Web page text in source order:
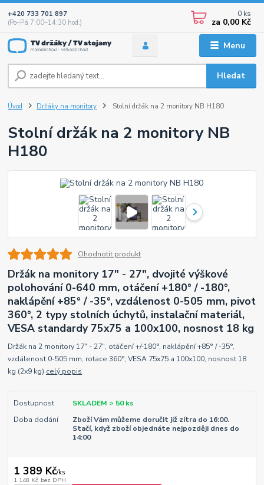
Menu
Hledat
+420 733 701 897
(Po–Pá 7:00–14:30 hod.)
0 ks
za 0,00 Kč
Úvod Držáky na monitory Stolní držák na 2 monitory NB H180
Stolní držák na 2 monitory NB
H180
Ohodnotit produkt
Držák na monitory 17" - 27", dvojité výškové
polohování 0-640 mm, otáčení +180° / -180°,
naklápění +85° / -35°, vzdálenost 0-505 mm, pivot
360°, 2 typy stolních úchytů, instalační materiál,
VESA standardy 75x75 a 100x100, nosnost 18 kg
Držák na 2 monitory 17" - 27", otáčení +/-180°, naklápění +85° / -35°,
vzdálenost 0-505 mm, rotace 360°, VESA 75x75 a 100x100, nosnost 18
kg (2x9 kg) celý popis
Dostupnost
SKLADEM > 50 ks
Doba dodání
Zboží Vám můžeme doručit již zítra do 16:00.
Stačí, když zboží objednáte nejpozději dnes do
14:00
1 389 Kč/ks
1 148 Kč bez DPH